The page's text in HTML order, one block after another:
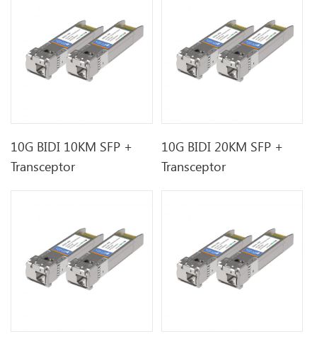
10G BIDI 10KM SFP +
Transceptor
10G BIDI 20KM SFP +
Transceptor